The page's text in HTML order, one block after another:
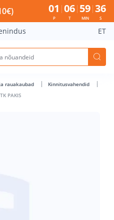
PAKIS - Bauhof has loaded
01
P
06
T
59
MIN
36
S
ET
rauakaubad
Kinnitusvahendid
PAKIS